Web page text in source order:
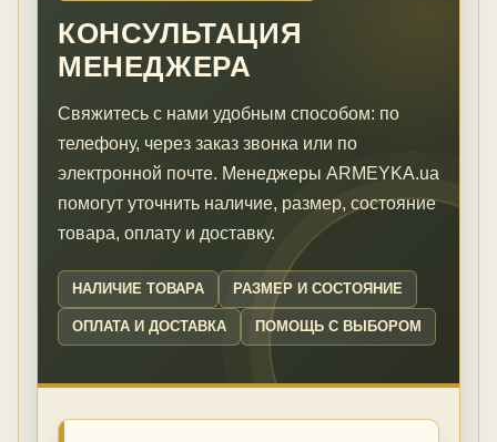
КОНСУЛЬТАЦИЯ
МЕНЕДЖЕРА
Свяжитесь с нами удобным способом: по
телефону, через заказ звонка или по
электронной почте. Менеджеры ARMEYKA.ua
помогут уточнить наличие, размер, состояние
товара, оплату и доставку.
НАЛИЧИЕ ТОВАРА РАЗМЕР И СОСТОЯНИЕ
ОПЛАТА И ДОСТАВКА ПОМОЩЬ С ВЫБОРОМ